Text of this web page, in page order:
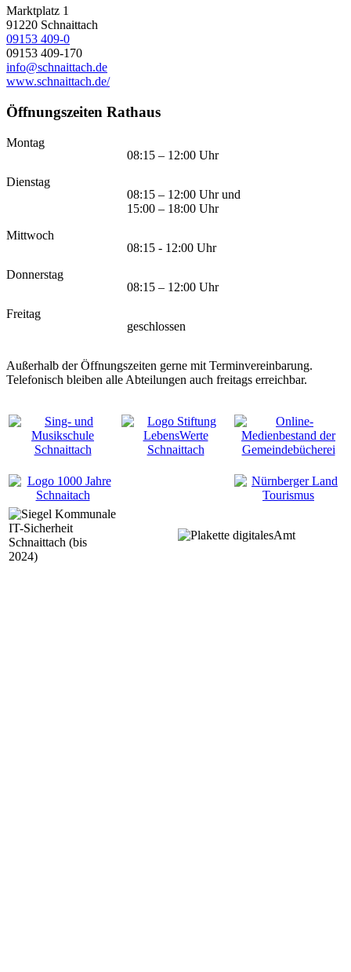
Marktplatz 1
91220 Schnaittach
09153 409-0
09153 409-170
info@schnaittach.de
www.schnaittach.de/
Öffnungszeiten Rathaus
Montag
08:15 – 12:00 Uhr
Dienstag
08:15 – 12:00 Uhr und
15:00 – 18:00 Uhr
Mittwoch
08:15 - 12:00 Uhr
Donnerstag
08:15 – 12:00 Uhr
Freitag
geschlossen
Außerhalb der Öffnungszeiten gerne mit Terminvereinbarung.
Telefonisch bleiben alle Abteilungen auch freitags erreichbar.